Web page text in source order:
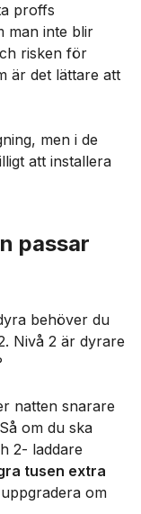
proffs
man inte blir
risken för
är det lättare att
men i de
att installera
passar
behöver du
Nivå 2 är dyrare
natten snarare
om du ska
2- laddare
tusen extra
om